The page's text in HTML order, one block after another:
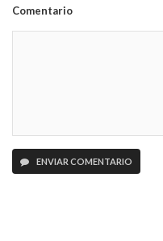
Comentario
ENVIAR COMENTARIO